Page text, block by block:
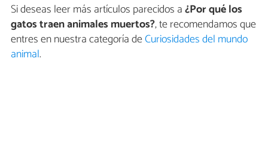
Si deseas leer más artículos parecidos a¿Por qué los
gatos traen animales muertos?, te recomendamos que
entres en nuestra categoría deCuriosidades del mundo
animal.